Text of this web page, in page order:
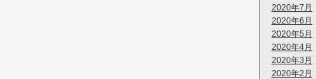
2020年7月
2020年6月
2020年5月
2020年4月
2020年3月
2020年2月